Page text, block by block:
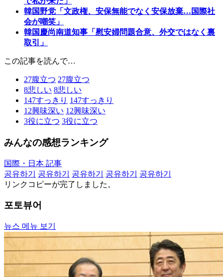
韓国野党「文政権、安保無能でなく安保放棄…国際社
会が嘲笑」
韓国慶尚南道知事「慰安婦問題合意、外交ではなく裏
取引」
この記事を読んで…
27腹立つ 27腹立つ
8悲しい 8悲しい
147すっきり 147すっきり
12興味深い 12興味深い
3役に立つ 3役に立つ
みんなの感想ランキング
国際・日本 記事
공유하기
공유하기 공유하기 공유하기
공유하기
リンクコピーが完了しました。
포토뷰어
뉴스 메뉴 보기